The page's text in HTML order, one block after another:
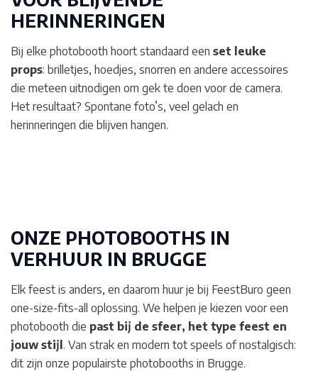
HERINNERINGEN
Bij elke photobooth hoort standaard een set leuke
props: brilletjes, hoedjes, snorren en andere accessoires
die meteen uitnodigen om gek te doen voor de camera.
Het resultaat? Spontane foto’s, veel gelach en
herinneringen die blijven hangen.
ONZE PHOTOBOOTHS IN
VERHUUR IN BRUGGE
Elk feest is anders, en daarom huur je bij FeestBuro geen
one-size-fits-all oplossing. We helpen je kiezen voor een
photobooth die past bij de sfeer, het type feest en
jouw stijl. Van strak en modern tot speels of nostalgisch:
dit zijn onze populairste photobooths in Brugge.